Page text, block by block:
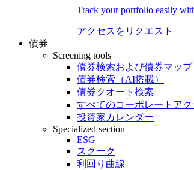
Track your portfolio easily
アクセスをリクエスト
債券
Screening tools
債券検索および債券マップ
債券検索（AI搭載）
債券クオート検索
すべてのコーポレートアク
投資家カレンダー
Specialized section
ESG
スクーク
利回り曲線